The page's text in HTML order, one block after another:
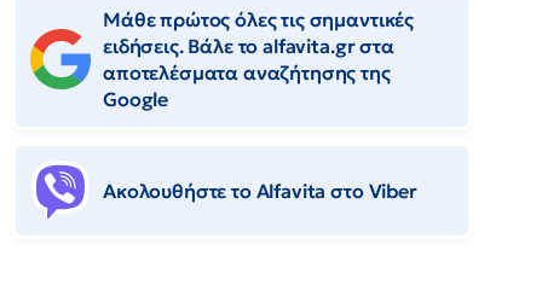
Μάθε πρώτος όλες τις σημαντικές
ειδήσεις. Βάλε το alfavita.gr στα
αποτελέσματα αναζήτησης της
Google
Ακολουθήστε το Αlfavita στο Viber